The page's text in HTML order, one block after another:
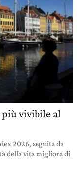
più vivibile al
2026, seguita da
della vita migliora di